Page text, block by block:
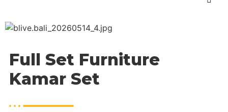
Full Set Furniture
Kamar Set